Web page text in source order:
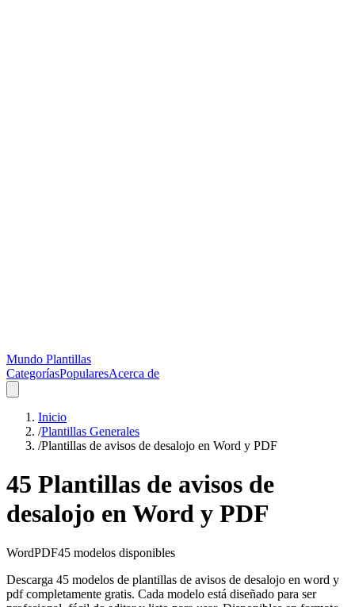
Mundo Plantillas
CategoríasPopularesAcerca de
Inicio
/Plantillas Generales
/Plantillas de avisos de desalojo en Word y PDF
45 Plantillas de avisos de
desalojo en Word y PDF
WordPDF45 modelos disponibles
Descarga 45 modelos de plantillas de avisos de desalojo en word y
pdf completamente gratis. Cada modelo está diseñado para ser